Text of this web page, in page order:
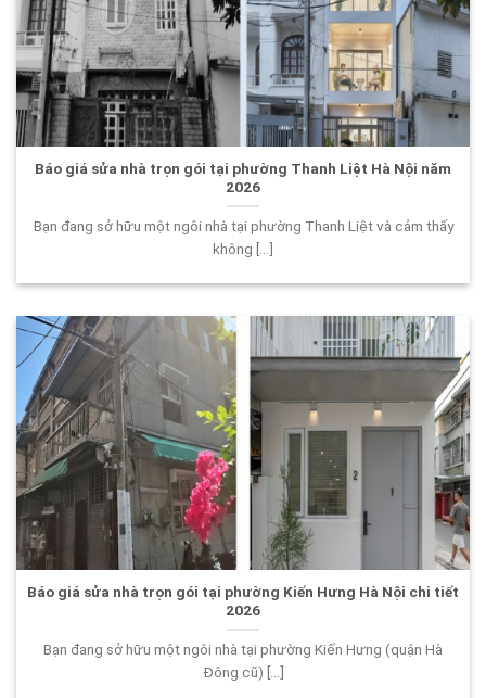
Báo giá sửa nhà trọn gói tại phường Thanh Liệt Hà Nội năm
2026
Bạn đang sở hữu một ngôi nhà tại phường Thanh Liệt và cảm thấy
không [...]
Báo giá sửa nhà trọn gói tại phường Kiến Hưng Hà Nội chi tiết
2026
Bạn đang sở hữu một ngôi nhà tại phường Kiến Hưng (quận Hà
Đông cũ) [...]